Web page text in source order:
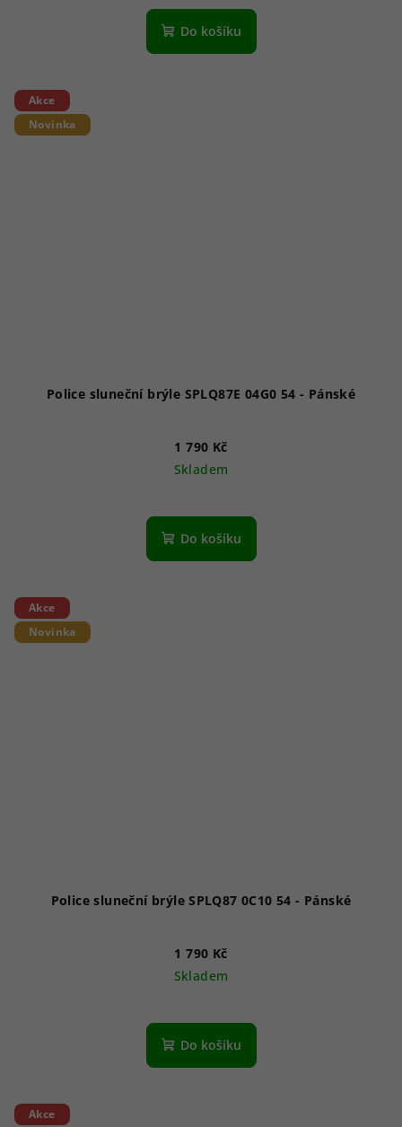
Do košíku
Akce
Novinka
Police sluneční brýle SPLQ87E 04G0 54 - Pánské
1 790 Kč
Skladem
Do košíku
Akce
Novinka
Police sluneční brýle SPLQ87 0C10 54 - Pánské
1 790 Kč
Skladem
Do košíku
Akce